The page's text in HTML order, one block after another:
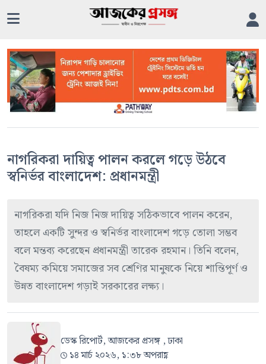
নাগরিকরা দায়িত্ব পালন করলে গড়ে উঠবে
স্বনির্ভর বাংলাদেশ: প্রধানমন্ত্রী
নাগরিকরা যদি নিজ নিজ দায়িত্ব সঠিকভাবে পালন করেন,
তাহলে একটি সুন্দর ও স্বনির্ভর বাংলাদেশ গড়ে তোলা সম্ভব
বলে মন্তব্য করেছেন প্রধানমন্ত্রী তারেক রহমান। তিনি বলেন,
বৈষম্য কমিয়ে সমাজের সব শ্রেণির মানুষকে নিয়ে শান্তিপূর্ণ ও
উন্নত বাংলাদেশ গড়াই সরকারের লক্ষ্য।
ডেস্ক রিপোর্ট, আজকের প্রসঙ্গ , ঢাকা
১৪ মার্চ ২০২৬, ১:৩৮ অপরাহ্ণ